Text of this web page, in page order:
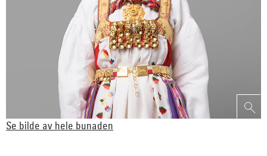
Se bilde av hele bunaden